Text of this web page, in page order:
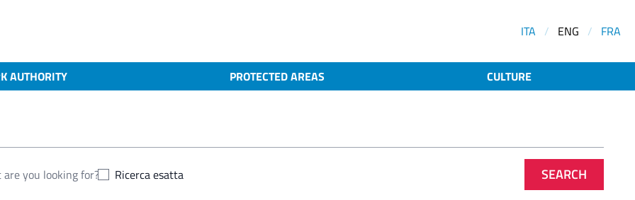
ITA / ENG / FRA
AUTHORITY PROTECTED AREAS CULTURE
Ricerca esatta SEARCH